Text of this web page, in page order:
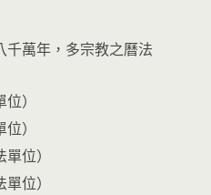
千萬年，多宗教之曆法
）
）
位）
位）